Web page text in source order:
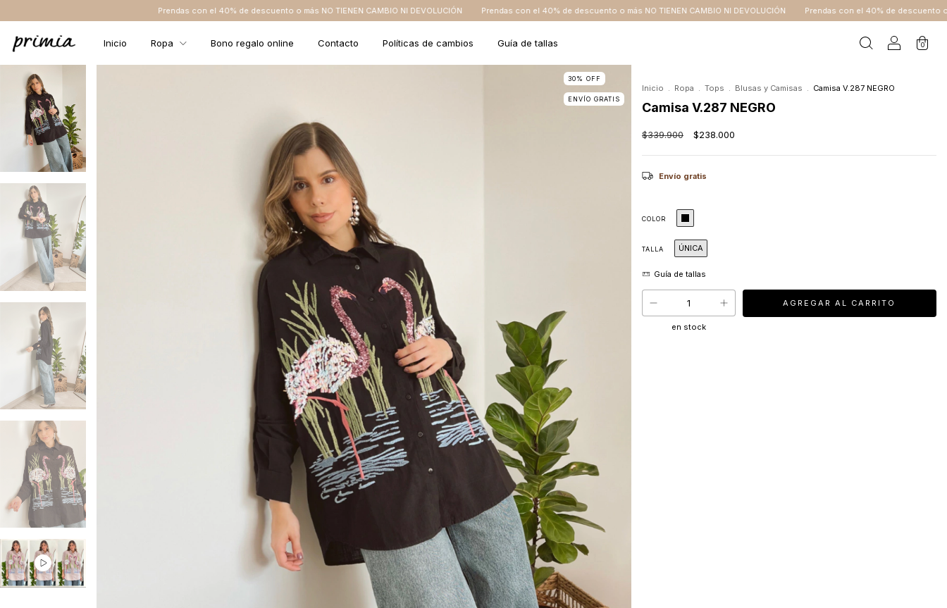
Prendas con el 40% de descuento o más NO TIENEN CAMBIO NI DEVOLUCIÓN Prendas con el 40% de descuento o más NO TIENEN CAMBIO NI DEVOLUCIÓN Prendas con el 40% de descuento o más NO TIENEN
Inicio Ropa Bono regalo online Contacto Políticas de cambios Guía de tallas 0
30% OFF
ENVÍO GRATIS
Inicio . Ropa . Tops . Blusas y Camisas . Camisa V.287 NEGRO
Camisa V.287 NEGRO
$339.900 $238.000
Envío gratis
COLOR
TALLA ÚNICA
en stock